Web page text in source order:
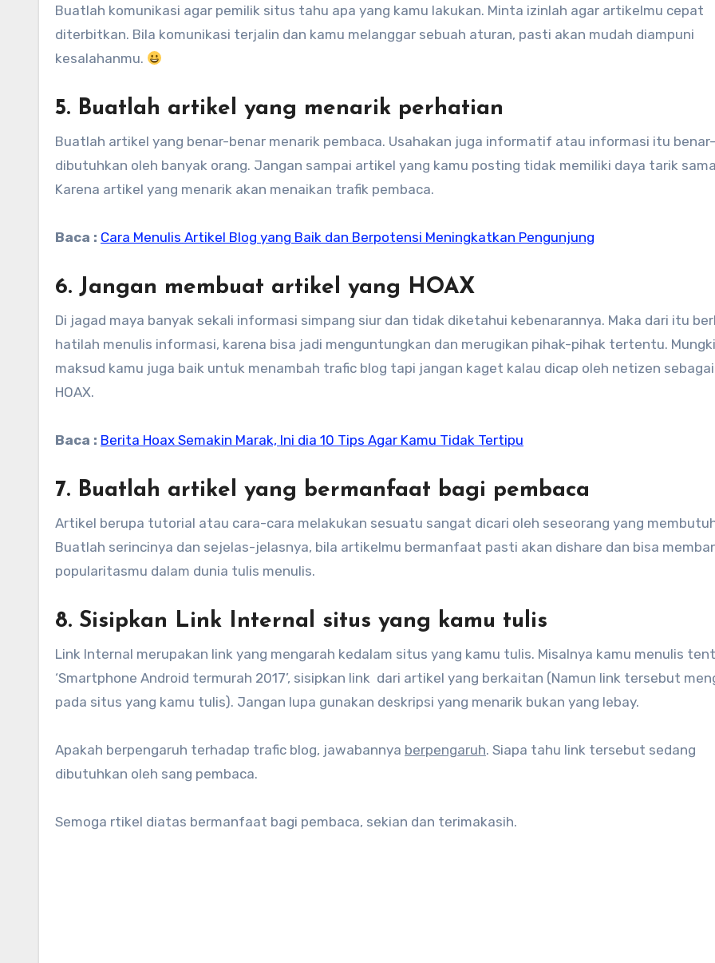
Buatlah komunikasi agar pemilik situs tahu apa yang kamu lakukan. Minta izinlah agar artikelmu cepat
diterbitkan. Bila komunikasi terjalin dan kamu melanggar sebuah aturan, pasti akan mudah diampuni
kesalahanmu.
5. Buatlah artikel yang menarik perhatian
Buatlah artikel yang benar-benar menarik pembaca. Usahakan juga informatif atau informasi itu
dibutuhkan oleh banyak orang. Jangan sampai artikel yang kamu posting tidak memiliki daya tarik
Karena artikel yang menarik akan menaikan trafik pembaca.
Baca : Cara Menulis Artikel Blog yang Baik dan Berpotensi Meningkatkan Pengunjung
6. Jangan membuat artikel yang HOAX
Di jagad maya banyak sekali informasi simpang siur dan tidak diketahui kebenarannya. Maka dari itu
hatilah menulis informasi, karena bisa jadi menguntungkan dan merugikan pihak-pihak tertentu.
maksud kamu juga baik untuk menambah trafic blog tapi jangan kaget kalau dicap oleh netizen
HOAX.
Baca : Berita Hoax Semakin Marak, Ini dia 10 Tips Agar Kamu Tidak Tertipu
7. Buatlah artikel yang bermanfaat bagi pembaca
Artikel berupa tutorial atau cara-cara melakukan sesuatu sangat dicari oleh seseorang yang
Buatlah serincinya dan sejelas-jelasnya, bila artikelmu bermanfaat pasti akan dishare dan bisa
popularitasmu dalam dunia tulis menulis.
8. Sisipkan Link Internal situs yang kamu tulis
Link Internal merupakan link yang mengarah kedalam situs yang kamu tulis. Misalnya kamu menulis
‘Smartphone Android termurah 2017’, sisipkan link dari artikel yang berkaitan (Namun link tersebut
pada situs yang kamu tulis). Jangan lupa gunakan deskripsi yang menarik bukan yang lebay.
Apakah berpengaruh terhadap trafic blog, jawabannya berpengaruh. Siapa tahu link tersebut sedang
dibutuhkan oleh sang pembaca.
Semoga rtikel diatas bermanfaat bagi pembaca, sekian dan terimakasih.